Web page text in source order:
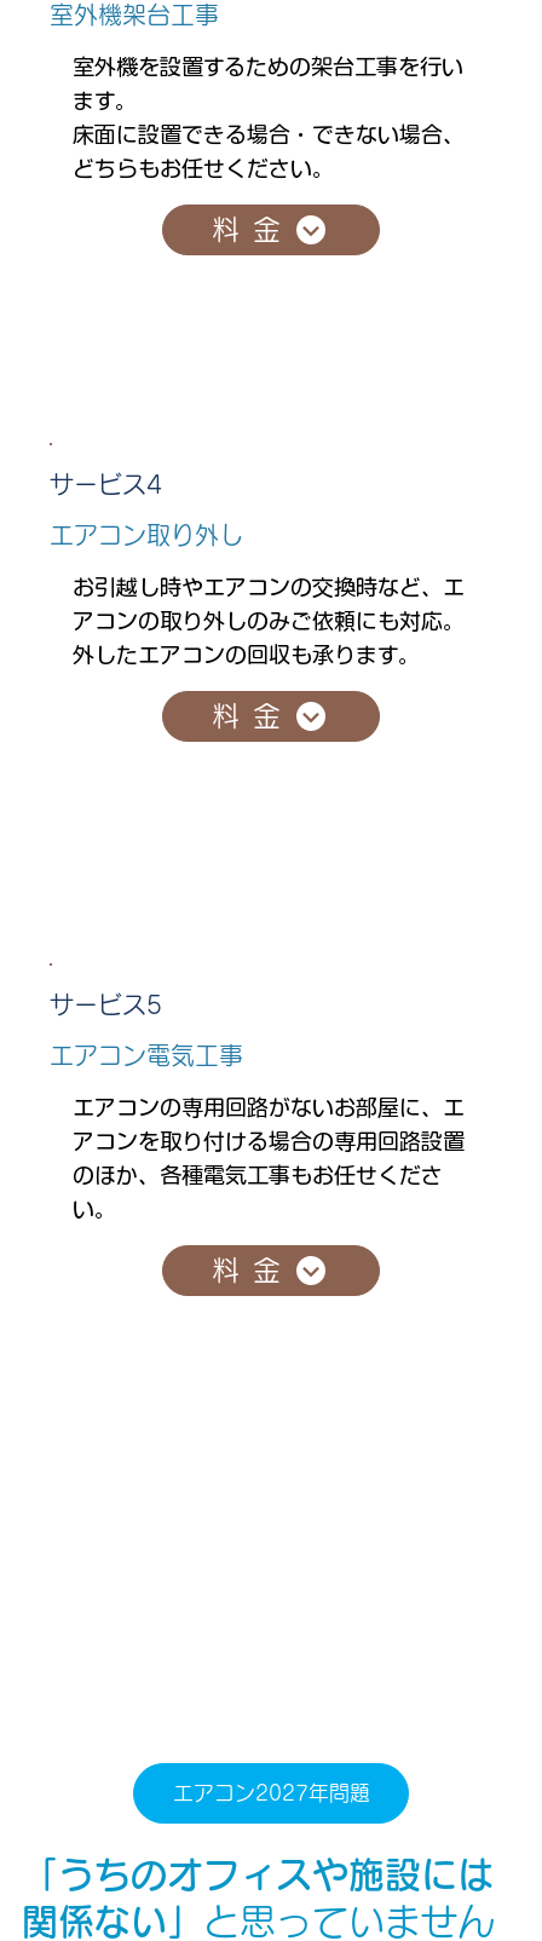
室外機架台工事
室外機を設置するための架台工事を行い
ます。
床面に設置できる場合・できない場合、
どちらもお任せください。
料金
サービス4
エアコン取り外し
お引越し時やエアコンの交換時など、エ
アコンの取り外しのみご依頼にも対応。
外したエアコンの回収も承ります。
料金
サービス5
エアコン電気工事
エアコンの専用回路がないお部屋に、エ
アコンを取り付ける場合の専用回路設置
のほか、各種電気工事もお任せくださ
い。
料金
エアコン2027年問題
「うちのオフィスや施設には
関係ない」
と思っていません